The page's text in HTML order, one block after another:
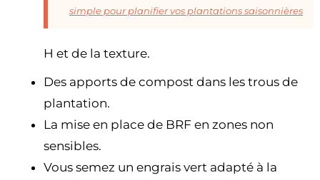
simple pour planifier vos plantations saisonnières
H et de la texture.
Des apports de compost dans les trous de
plantation.
La mise en place de BRF en zones non
sensibles.
Vous semez un engrais vert adapté à la